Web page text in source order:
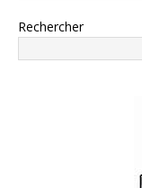
Rechercher